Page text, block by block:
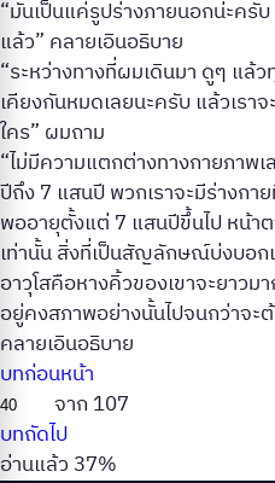
“มันเป็นแค่รูปร่างภายนอกน่ะครั
แล้ว” คลายเอินอธิบาย
“ระหว่างทางที่ผมเดินมา ดูๆ แล้
เคียงกันหมดเลยนะครับ แล้วเรา
ใคร” ผมถาม
“ไม่มีความแตกต่างทางกายภาพ
ปีถึง 7 แสนปี พวกเราจะมีร่างก
พออายุตั้งแต่ 7 แสนปีขึ้นไป หน้า
เท่านั้น สิ่งที่เป็นสัญลักษณ์บ่งบอก
อาวุโสคือหางคิ้วของเขาจะยาวม
อยู่คงสภาพอย่างนั้นไปจนกว่าจะ
คลายเอินอธิบาย
บทก่อนหน้า
จาก 107
บทถัดไป
อ่านแล้ว 37%